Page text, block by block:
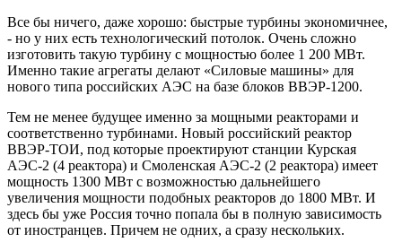
Все бы ничего, даже хорошо: быстрые турбины экономичнее,
- но у них есть технологический потолок. Очень сложно
изготовить такую турбину с мощностью более 1 200 МВт.
Именно такие агрегаты делают «Силовые машины» для
нового типа российских АЭС на базе блоков ВВЭР-1200.
Тем не менее будущее именно за мощными реакторами и
соответственно турбинами. Новый российский реактор
ВВЭР-ТОИ, под которые проектируют станции Курская
АЭС-2 (4 реактора) и Смоленская АЭС-2 (2 реактора) имеет
мощность 1300 МВт с возможностью дальнейшего
увеличения мощности подобных реакторов до 1800 МВт. И
здесь бы уже Россия точно попала бы в полную зависимость
от иностранцев. Причем не одних, а сразу нескольких.